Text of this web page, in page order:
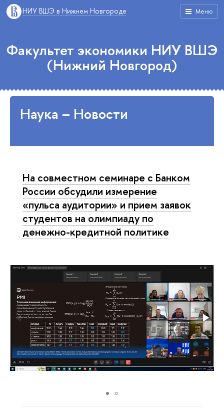
Меню
НИУ ВШЭ в Нижнем Новгороде
Факультет экономики НИУ ВШЭ
(Нижний Новгород)
Наука – Новости
На совместном семинаре с Банком
России обсудили измерение
«пульса аудитории» и прием заявок
студентов на олимпиаду по
денежно-кредитной политике